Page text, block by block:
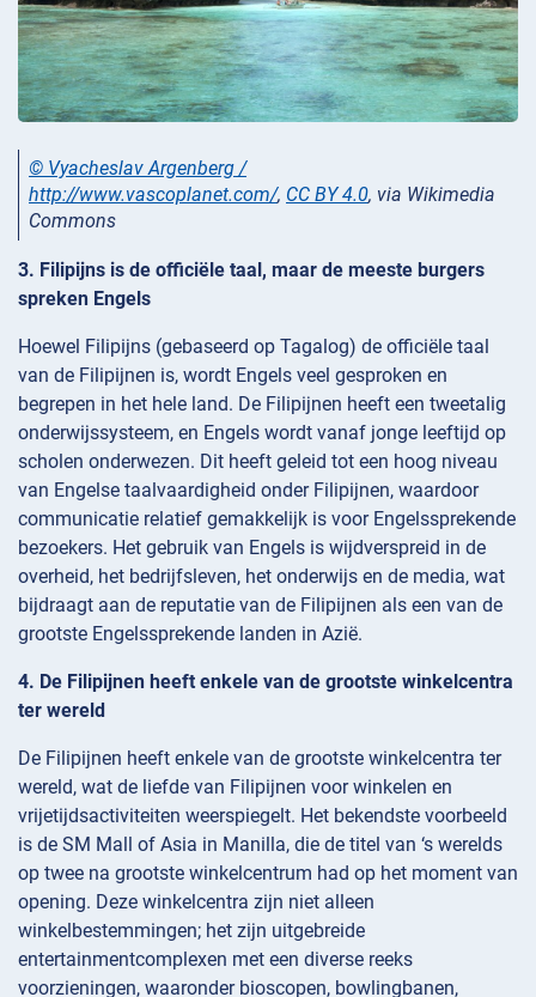
© Vyacheslav Argenberg /
http://www.vascoplanet.com/, CC BY 4.0, via Wikimedia
Commons
3. Filipijns is de officiële taal, maar de meeste burgers
spreken Engels
Hoewel Filipijns (gebaseerd op Tagalog) de officiële taal
van de Filipijnen is, wordt Engels veel gesproken en
begrepen in het hele land. De Filipijnen heeft een tweetalig
onderwijssysteem, en Engels wordt vanaf jonge leeftijd op
scholen onderwezen. Dit heeft geleid tot een hoog niveau
van Engelse taalvaardigheid onder Filipijnen, waardoor
communicatie relatief gemakkelijk is voor Engelssprekende
bezoekers. Het gebruik van Engels is wijdverspreid in de
overheid, het bedrijfsleven, het onderwijs en de media, wat
bijdraagt aan de reputatie van de Filipijnen als een van de
grootste Engelssprekende landen in Azië.
4. De Filipijnen heeft enkele van de grootste winkelcentra
ter wereld
De Filipijnen heeft enkele van de grootste winkelcentra ter
wereld, wat de liefde van Filipijnen voor winkelen en
vrijetijdsactiviteiten weerspiegelt. Het bekendste voorbeeld
is de SM Mall of Asia in Manilla, die de titel van ‘s werelds
op twee na grootste winkelcentrum had op het moment van
opening. Deze winkelcentra zijn niet alleen
winkelbestemmingen; het zijn uitgebreide
entertainmentcomplexen met een diverse reeks
voorzieningen, waaronder bioscopen, bowlingbanen,